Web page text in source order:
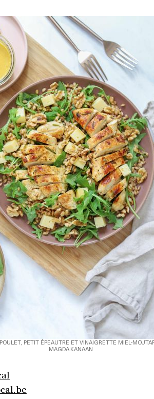
PETIT ÉPEAUTRE ET VINAIGRETTE MIEL-
MAGDA KANAAN